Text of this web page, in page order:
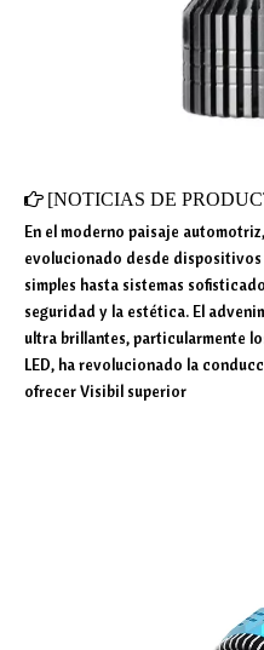
[NOTICIAS DE
En el moderno paisaje
evolucionado desde
simples hasta sistemas
seguridad y la estética. El
ultra brillantes, particularmente
LED, ha revolucionado la
ofrecer Visibil superior